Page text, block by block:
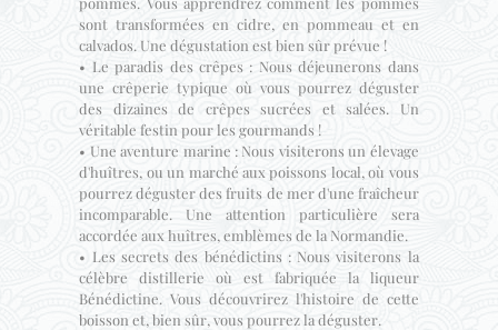
sont transformées en cidre, en pommeau et en
calvados. Une dégustation est bien sûr prévue !
• Le paradis des crêpes : Nous déjeunerons dans
une crêperie typique où vous pourrez déguster
des dizaines de crêpes sucrées et salées. Un
véritable festin pour les gourmands !
• Une aventure marine : Nous visiterons un élevage
d'huîtres, ou un marché aux poissons local, où vous
pourrez déguster des fruits de mer d'une fraîcheur
incomparable. Une attention particulière sera
accordée aux huîtres, emblèmes de la Normandie.
• Les secrets des bénédictins : Nous visiterons la
célèbre distillerie où est fabriquée la liqueur
Bénédictine. Vous découvrirez l'histoire de cette
boisson et, bien sûr, vous pourrez la déguster.